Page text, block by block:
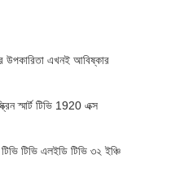
উপকারিতা এখনই আবিষ্কার
স্মার্ট টিভি 1920 এক্স
টিভি এলইডি টিভি ৩২ ইঞ্চি